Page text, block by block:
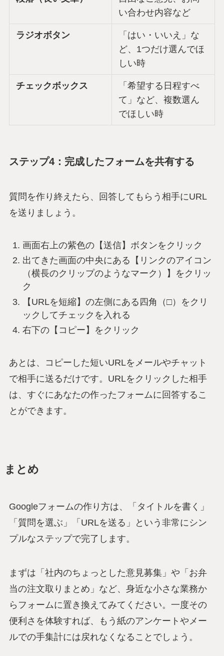
い合わせ内容など
ラジオボタン
「はい・いいえ」な
ど、1つだけ選んでほ
しい時
チェックボックス
「希望する日程すべ
て」など、複数選ん
でほしい時
ステップ4：完成したフォームを共有する
質問を作り終えたら、回答してもらう相手にURL
を送りましょう。
画面右上の紫色の【送信】ボタンをクリック
出てきた画面の中央にある【リンクのアイコン
（横長のクリップのようなマーク）】をクリッ
ク
【URLを短縮】の左側にある四角（□）をクリ
ックしてチェックを入れる
右下の【コピー】をクリック
あとは、コピーした短いURLをメールやチャット
で相手に送るだけです。URLをクリックした相手
は、すぐにあなたの作ったフォームに回答するこ
とができます。
まとめ
Googleフォームの作り方は、「タイトルを書く」
「質問を選ぶ」「URLを送る」という非常にシン
プルなステップで完了します。
まずは「社内のちょっとした意見募集」や「お弁
当の注文取りまとめ」など、身近な小さな業務か
らフォームに置き換えてみてください。一度その
便利さを体験すれば、もう紙のアンケートやメー
ルでの手集計には戻れなくなることでしょう。